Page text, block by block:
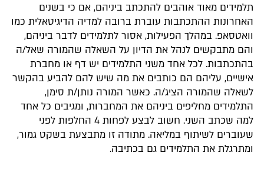
תלמידים מאוד אוהבים להתכתב ביניהם, אם כי בשנים
האחרונות ההתכתבות עוברת ברובה למדיה הדיגיטאלית כמו
וואטסאפ. במהלך הפעילות, אסור לתלמידים לדבר ביניהם,
והם מתבקשים לנהל את הדיון על השאלה שהמורה שאל/ה
בהתכתבות. לכל אחד משני התלמידים יש דף או מחברת
אישיים, עליהם הם כותבים את מה שיש להם להביע בהקשר
לשאלה שהמורה הציג/ה. כאשר המורה נותן/ת סימן,
התלמידים מחליפים ביניהם את המחברות, ומגיבים כל אחד
למה שכתב השני. חשוב לבצע לפחות 4 החלפות לפני
שעוברים לשיתוף במליאה. מתודה זו מתבצעת בשקט גמור,
ומתרגלת את התלמידים גם בכתיבה.